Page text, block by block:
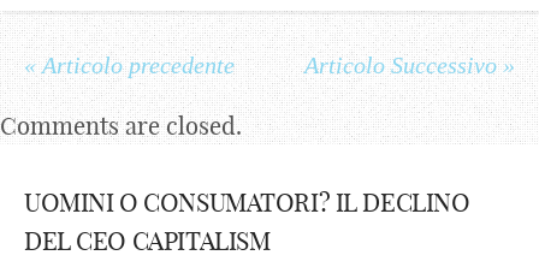
« Articolo precedente Articolo Successivo »
Comments are closed.
UOMINI O CONSUMATORI? IL DECLINO
DEL CEO CAPITALISM